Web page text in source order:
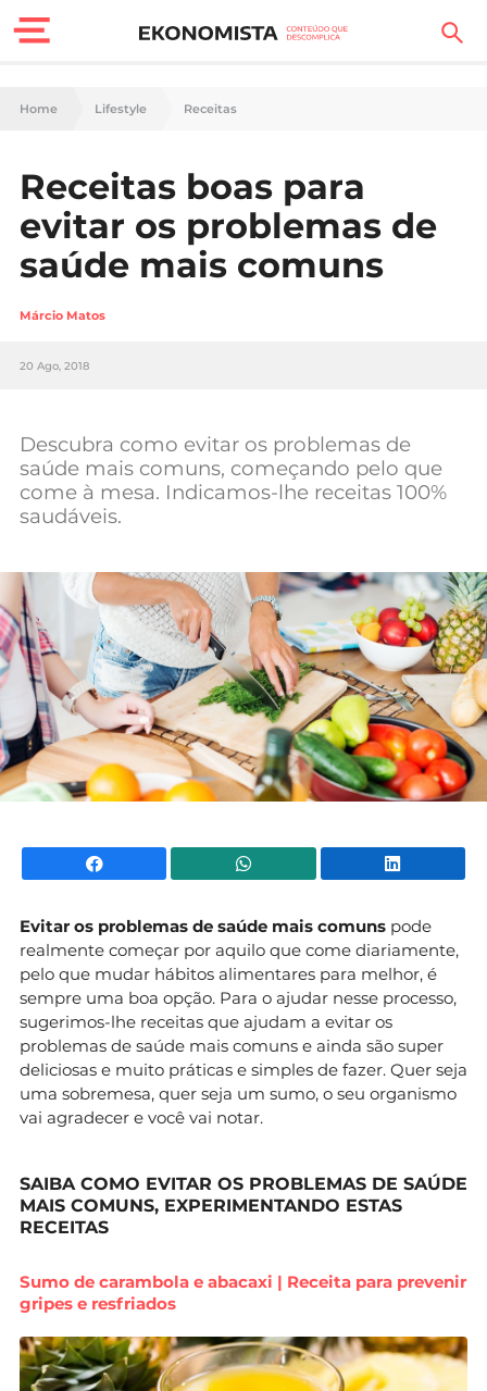
Finanças Pessoais
Carreira
Casa
Lifestyle
Sociedade
Negócios
Mundial 2026
Home Lifestyle Receitas
Receitas boas para
evitar os problemas de
saúde mais comuns
Márcio Matos
20 Ago, 2018
Descubra como evitar os problemas de
saúde mais comuns, começando pelo que
come à mesa. Indicamos-lhe receitas 100%
saudáveis.
Facebook WhatsApp
Evitar os problemas de saúde mais comuns pode
realmente começar por aquilo que come diariamente,
pelo que mudar hábitos alimentares para melhor, é
sempre uma boa opção. Para o ajudar nesse processo,
sugerimos-lhe receitas que ajudam a evitar os
problemas de saúde mais comuns e ainda são super
deliciosas e muito práticas e simples de fazer. Quer seja
uma sobremesa, quer seja um sumo, o seu organismo
vai agradecer e você vai notar.
SAIBA COMO EVITAR OS PROBLEMAS DE SAÚDE
MAIS COMUNS, EXPERIMENTANDO ESTAS
RECEITAS
Sumo de carambola e abacaxi | Receita para prevenir
gripes e resfriados